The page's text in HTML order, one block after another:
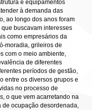
e equipamentos
à demanda das
ao longo dos anos foram
buscavam interesses
como empresários da
moradia, grileiros de
com o meio ambiente,
de diferentes
períodos de gestão,
entre os diversos grupos e
no processo de
o que vem acarretando na
ocupação desordenada,